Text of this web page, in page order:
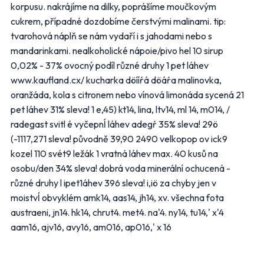
korpusu. nakrájíme na dilky, poprášíme moučkovým
cukrem, případné dozdobíme čerstvými malinami. tip:
tvarohová náplň se nám vydaří i s jahodami nebo s
mandarinkami. nealkoholické nápoie/pivo hel 10 sirup
0,02% - 37% ovocný podíl různé druhy 1 pet láhev
www.kaufland.cx/ kucharka döííŕá döáŕa malinovka,
oranžáda, kola s citronem nebo vínová limonáda sycená 21
pet láhev 31% sleva! 1 e,45) kt14, lina, ltv14, ml 14, m014, /
radegast svitl é vyčepnĺ láhev adegŕ 35% sleva! 29ö
(-1117,271 sleva! původně 39,90 2490 velkopop ov ick9
kozel 110 svét9 ležák 1 vratná láhev max. 40 kusů na
osobu/den 34% sleva! dobrá voda minerální ochucená -
různé druhy l ipet1áhev 396 sleva! i,iö za chyby jen v
moistvĺ obvyklém amk14, aas14, jh14, xv. všechna fota
austraeni, jn14. hk14, chrut4. met4. na'4. ny14, tu14,' x'4
aam16, ajv16, avy16, am016, ap016,' x 16
Bydlení, zahrada
Drogerie, kosmetika
Elektro
Nábytek
Oblečení
Obuv
Sport
Pro děti, hračky
Lékárny
Auto moto
Ostatní supermarkety
Přihlásit k odběru